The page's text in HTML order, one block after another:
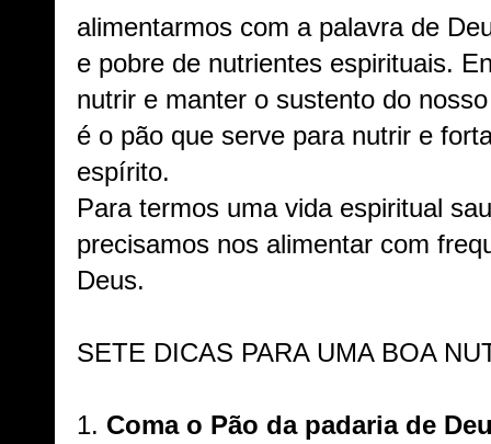
alimentarmos com a palavra de
e pobre de nutrientes espirituais.
nutrir e manter o sustento do
é o pão que serve para nutrir e
espírito.
Para termos uma vida espiritual
precisamos nos alimentar com
Deus.
SETE DICAS PARA UMA BOA
1. Coma o Pão da padaria de